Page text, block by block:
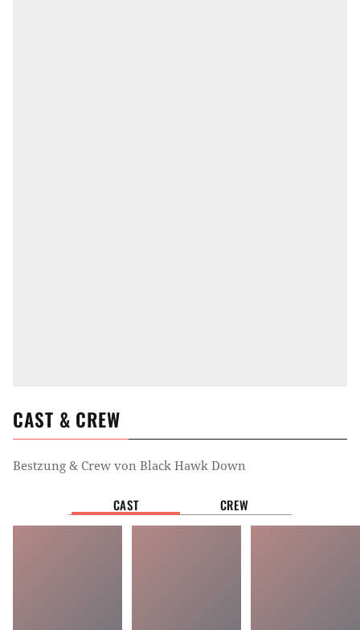
CAST & CREW
Bestzung & Crew von Black Hawk Down
CAST CREW